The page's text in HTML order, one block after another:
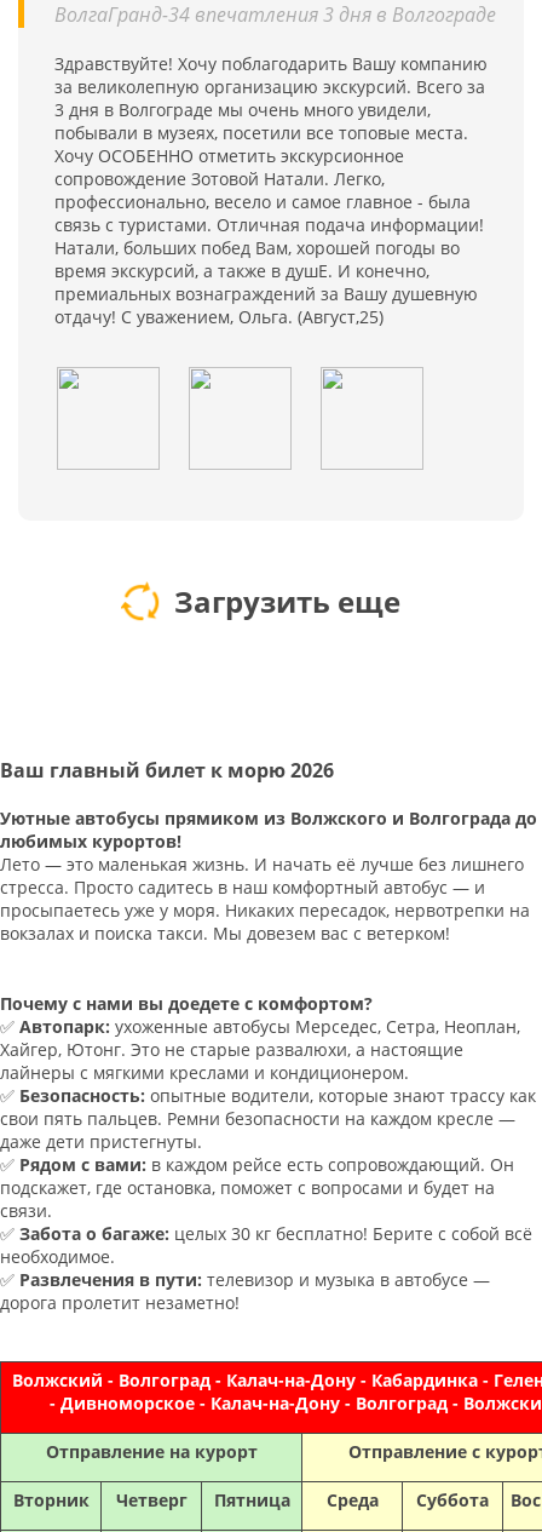
ВолгаГранд-34 впечатления 3 дня в Волгограде
Здравствуйте! Хочу поблагодарить Вашу компанию
за великолепную организацию экскурсий. Всего за
3 дня в Волгограде мы очень много увидели,
побывали в музеях, посетили все топовые места.
Хочу ОСОБЕННО отметить экскурсионное
сопровождение Зотовой Натали. Легко,
профессионально, весело и самое главное - была
связь с туристами. Отличная подача информации!
Натали, больших побед Вам, хорошей погоды во
время экскурсий, а также в душЕ. И конечно,
премиальных вознаграждений за Вашу душевную
отдачу! С уважением, Ольга. (Август,25)
Загрузить еще
Ваш главный билет к морю 2026
Уютные автобусы прямиком из Волжского и Волгограда до
любимых курортов!
Лето — это маленькая жизнь. И начать её лучше без лишнего
стресса. Просто садитесь в наш комфортный автобус — и
просыпаетесь уже у моря. Никаких пересадок, нервотрепки на
вокзалах и поиска такси. Мы довезем вас с ветерком!
Почему с нами вы доедете с комфортом?
✅ Автопарк: ухоженные автобусы Мерседес, Сетра, Неоплан,
Хайгер, Ютонг. Это не старые развалюхи, а настоящие
лайнеры с мягкими креслами и кондиционером.
✅ Безопасность: опытные водители, которые знают трассу как
свои пять пальцев. Ремни безопасности на каждом кресле —
даже дети пристегнуты.
✅ Рядом с вами: в каждом рейсе есть сопровождающий. Он
подскажет, где остановка, поможет с вопросами и будет на
связи.
✅ Забота о багаже: целых 30 кг бесплатно! Берите с собой всё
необходимое.
✅ Развлечения в пути: телевизор и музыка в автобусе —
дорога пролетит незаметно!
Волжский - Волгоград - Калач-на-Дону - Кабардинка -
- Дивноморское - Калач-на-Дону - Волгоград -
Отправление на курорт Отправление с
Вторник Четверг Пятница Среда Суббота